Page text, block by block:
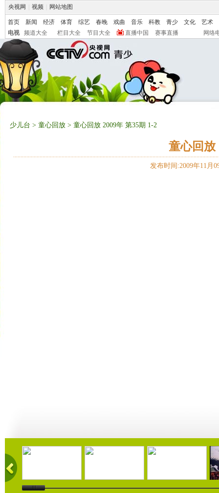
央视网 视频 网站地图
首页 新闻 经济 体育 综艺 春晚 戏曲 音乐 科教 青少 文化
艺术
电视
频道大全 栏目大全 节目大全 直播中国 赛事直播 网络
少儿台 > 童心回放 > 童心回放 2009年 第35期 1-2
童心回放
发布时间:2009年11月
10:39 01:23:44 01:35:50